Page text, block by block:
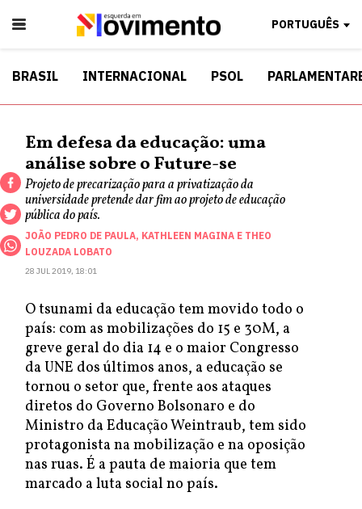
PORTUGUÊS
BRASIL INTERNACIONAL PSOL
Em defesa da educação: uma
análise sobre o Future-se
Projeto de precarização para a privatização da
universidade pretende dar fim ao projeto de educação
pública do país.
JOÃO PEDRO DE PAULA, KATHLEEN MAGINA E THEO
LOUZADA LOBATO
28 JUL 2019, 18:01
O tsunami da educação tem movido todo o
país: com as mobilizações do 15 e 30M, a
greve geral do dia 14 e o maior Congresso
da UNE dos últimos anos, a educação se
tornou o setor que, frente aos ataques
diretos do Governo Bolsonaro e do
Ministro da Educação Weintraub, tem sido
protagonista na mobilização e na oposição
nas ruas. É a pauta de maioria que tem
marcado a luta social no país.